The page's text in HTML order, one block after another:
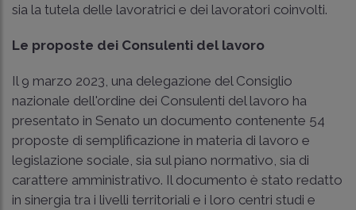
sia la tutela delle lavoratrici e dei lavoratori coinvolti.
Le proposte dei Consulenti del lavoro
Il 9 marzo 2023, una delegazione del Consiglio
nazionale dell'ordine dei Consulenti del lavoro ha
presentato in Senato un documento contenente 54
proposte di semplificazione in materia di lavoro e
legislazione sociale, sia sul piano normativo, sia di
carattere amministrativo. Il documento è stato redatto
in sinergia tra i livelli territoriali e i loro centri studi e